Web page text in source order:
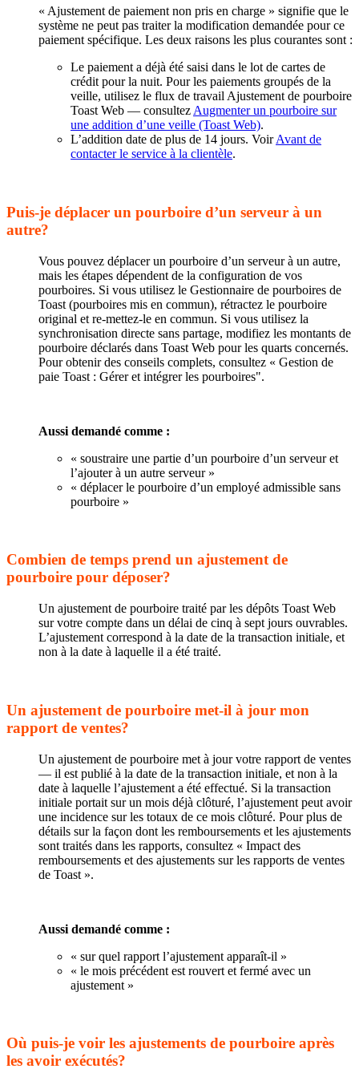
« Ajustement de paiement non pris en charge » signifie que le
système ne peut pas traiter la modification demandée pour ce
paiement spécifique. Les deux raisons les plus courantes sont :
Le paiement a déjà été saisi dans le lot de cartes de
crédit pour la nuit. Pour les paiements groupés de la
veille, utilisez le flux de travail Ajustement de pourboire
Toast Web — consultez Augmenter un pourboire sur
une addition d’une veille (Toast Web).
L’addition date de plus de 14 jours. VoirAvant de
contacter le service à la clientèle.
Puis-je déplacer un pourboire d’un serveur à un
autre?
Vous pouvez déplacer un pourboire d’un serveur à un autre,
mais les étapes dépendent de la configuration de vos
pourboires. Si vous utilisez le Gestionnaire de pourboires de
Toast (pourboires mis en commun), rétractez le pourboire
original et re-mettez-le en commun. Si vous utilisez la
synchronisation directe sans partage, modifiez les montants de
pourboire déclarés dans Toast Web pour les quarts concernés.
Pour obtenir des conseils complets, consultez « Gestion de
paie Toast : Gérer et intégrer les pourboires".
Aussi demandé comme :
« soustraire une partie d’un pourboire d’un serveur et
l’ajouter à un autre serveur »
« déplacer le pourboire d’un employé admissible sans
pourboire »
Combien de temps prend un ajustement de
pourboire pour déposer?
Un ajustement de pourboire traité par les dépôts Toast Web
sur votre compte dans un délai de cinq à sept jours ouvrables.
L’ajustement correspond à la date de la transaction initiale, et
non à la date à laquelle il a été traité.
Un ajustement de pourboire met-il à jour mon
rapport de ventes?
Un ajustement de pourboire met à jour votre rapport de ventes
— il est publié à la date de la transaction initiale, et non à la
date à laquelle l’ajustement a été effectué. Si la transaction
initiale portait sur un mois déjà clôturé, l’ajustement peut avoir
une incidence sur les totaux de ce mois clôturé. Pour plus de
détails sur la façon dont les remboursements et les ajustements
sont traités dans les rapports, consultez « Impact des
remboursements et des ajustements sur les rapports de ventes
de Toast ».
Aussi demandé comme :
« sur quel rapport l’ajustement apparaît-il »
« le mois précédent est rouvert et fermé avec un
ajustement »
Où puis-je voir les ajustements de pourboire après
les avoir exécutés?